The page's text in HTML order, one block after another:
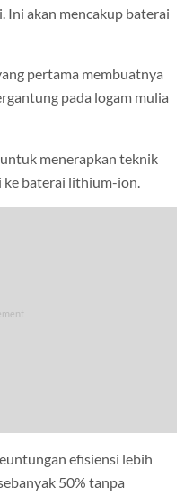
Ini akan mencakup baterai
pertama membuatnya
pada logam mulia
menerapkan teknik
ke baterai lithium-ion.
efisiensi lebih
50% tanpa